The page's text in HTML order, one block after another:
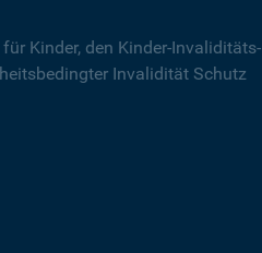
Kinder, den Kinder-Invaliditäts-
Invalidität Schutz